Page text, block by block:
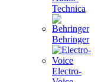
Technica
Behringer
Electro-